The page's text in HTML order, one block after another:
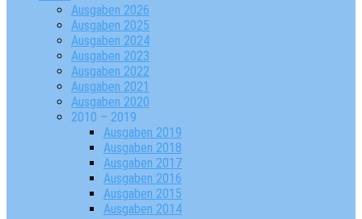
Ausgaben 2026
Ausgaben 2025
Ausgaben 2024
Ausgaben 2023
Ausgaben 2022
Ausgaben 2021
Ausgaben 2020
2010 – 2019
Ausgaben 2019
Ausgaben 2018
Ausgaben 2017
Ausgaben 2016
Ausgaben 2015
Ausgaben 2014